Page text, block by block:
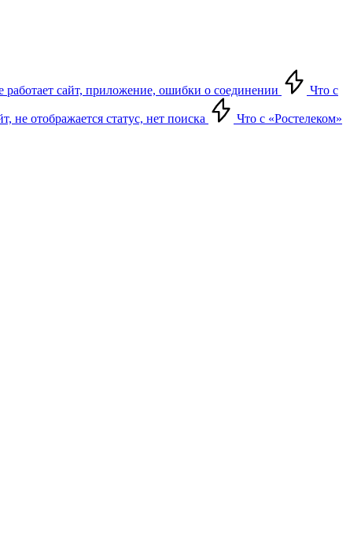
работает сайт, приложение, ошибки о соединении Что с
не отображается статус, нет поиска
Что с «Ростелеком»